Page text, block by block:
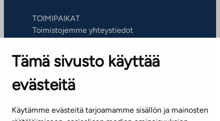
Tämä sivusto käyttää
evästeitä
Käytämme evästeitä tarjoamamme sisällön ja mainosten
TOIMIPAIKAT
Toimistojemme yhteystiedot
ASIAKASPALVELUKESKUS
Puh. 045 7734 3777
(arkisin klo 8-16)
info@ta.fi